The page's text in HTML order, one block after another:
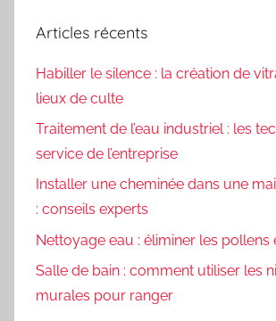
Articles récents
Habiller le silence : la création de
lieux de culte
Traitement de l’eau industriel : les
service de l’entreprise
Installer une cheminée dans une
: conseils experts
Nettoyage eau : éliminer les pollens
Salle de bain : comment utiliser les
murales pour ranger